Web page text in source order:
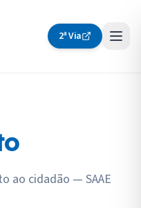
2ª Via
ao cidadão — SAAE